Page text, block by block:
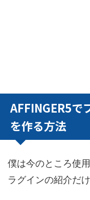
AFFINGER5で
を作る方法
僕は今のところ使
ラグインの紹介だ